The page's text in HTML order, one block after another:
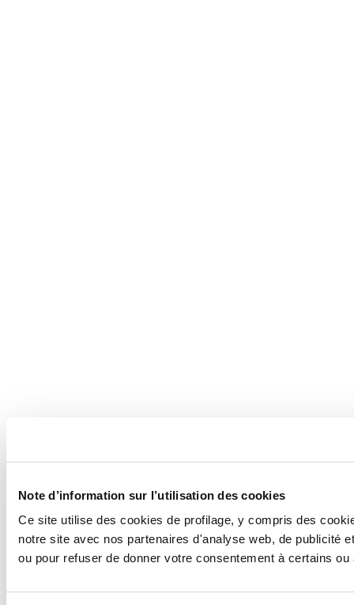
Note d’information sur l’utilisation des cookies
Ce site utilise des cookies de profilage, y compris des
notre site avec nos partenaires d'analyse web, de publicité
ou pour refuser de donner votre consentement à certains